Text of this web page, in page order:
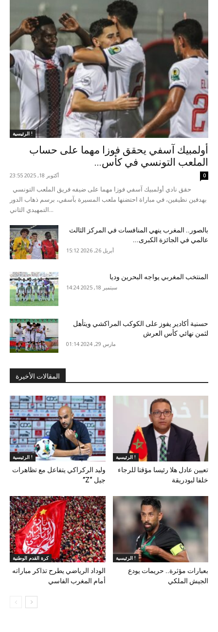
الرئيسية !
أولمبيك آسفي يحقق فوزا مهما على حساب
الملعب التونسي في كأس...
أكتوبر 18, 2025 23:55 0
بهدفين نظيفين، في مباراة احتضنها ملعب المسيرة بآسفي، برسم ذهاب الدور
التمهيدي الثاني...
بالصور.. المغرب ينهي المنافسات في المركز الثالث
عالمي في الجائزة الكبرى...
أبريل 26, 2026 15:12
المنتخب المغربي يواجه البحرين وديا
سبتمبر 18, 2025 14:24
حسنية أكادير يفوز على الكوكب المراكشي ويتأهل
لثمن نهائي كأس العرش
مارس 29, 2024 01:14
المقالات الأخيرة
الرئيسية !
وليد الركراكي يتفاعل مع تظاهرات
جيل “Z”
الرئيسية !
تعيين عادل هلا رئيسا مؤقتا للرجاء
خلفا لبودريقة
كرة القدم الوطنية
الوداد الرياضي يطرح تذاكر مباراته
أمام المغرب الفاسي
الرئيسية !
بعبارات مؤثرة.. حريمات يودع
الجيش الملكي